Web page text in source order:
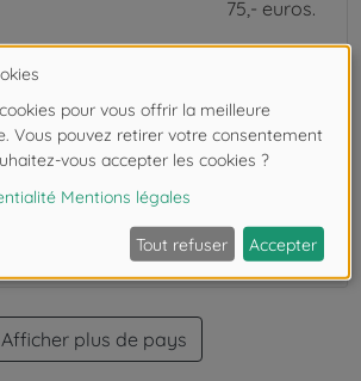
75,- euros.
12.99 euros
Livraison
partir de
75,- euros.
12.99 euros
Livraison
75,- euros.
Afficher plus de pays